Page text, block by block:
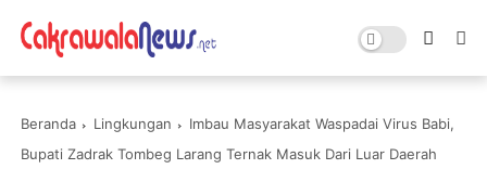
Beranda Lingkungan
Imbau Masyarakat Waspadai Virus Babi,
Bupati Zadrak Tombeg Larang Ternak Masuk Dari Luar Daerah